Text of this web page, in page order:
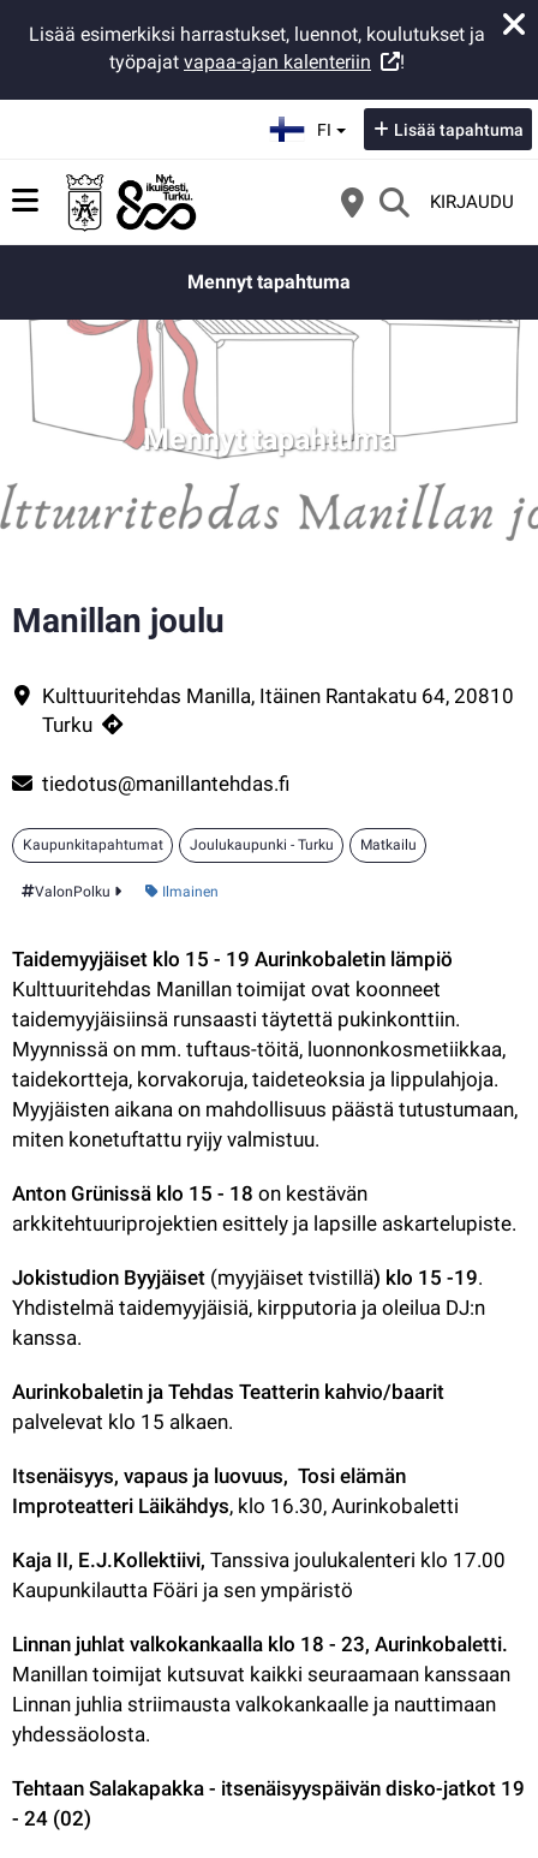
Lisää esimerkiksi harrastukset, luennot, koulutukset ja
työpajat vapaa-ajan kalenteriin !
FI Lisää tapahtuma
KIRJAUDU
Mennyt tapahtuma
Mennyt tapahtuma
Manillan joulu
Joulu on saapunut Kulttuuritehdas Manillaan!
Yhteystiedot
Kulttuuritehdas Manilla, Itäinen Rantakatu 64, 20810
Turku
tiedotus@manillantehdas.fi
Kaupunkitapahtumat Joulukaupunki - Turku Matkailu
ValonPolku Kategoria:
Ilmainen
Kulttuuritehdas Manillan toimijat ovat koonneet
taidemyyjäisiinsä runsaasti täytettä pukinkonttiin.
Myynnissä on mm. tuftaus-töitä, luonnonkosmetiikkaa,
taidekortteja, korvakoruja, taideteoksia ja lippulahjoja.
Myyjäisten aikana on mahdollisuus päästä tutustumaan,
miten konetuftattu ryijy valmistuu.
Anton Grünissä klo 15 - 18 on kestävän
arkkitehtuuriprojektien esittely ja lapsille askartelupiste.
Jokistudion Byyjäiset (myyjäiset tvistillä) klo 15 -19.
Yhdistelmä taidemyyjäisiä, kirpputoria ja oleilua DJ:n
kanssa.
palvelevat klo 15 alkaen.
Itsenäisyys, vapaus ja luovuus,  Tosi elämän
Improteatteri Läikähdys, klo 16.30, Aurinkobaletti
Kaja II, E.J.Kollektiivi, Tanssiva joulukalenteri klo 17.00
Kaupunkilautta Föäri ja sen ympäristö
Linnan juhlat valkokankaalla klo 18 - 23, Aurinkobaletti.
Manillan toimijat kutsuvat kaikki seuraamaan kanssaan
Linnan juhlia striimausta valkokankaalle ja nauttimaan
yhdessäolosta.
Tehtaan Salakapakka - itsenäisyyspäivän disko-jatkot 19
- 24 (02)